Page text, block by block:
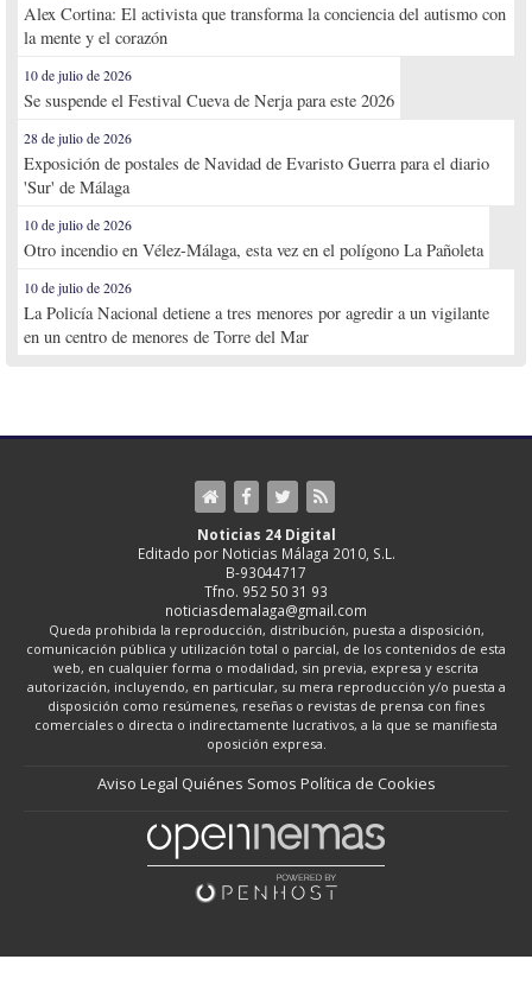
Alex Cortina: El activista que transforma la conciencia del autismo con
la mente y el corazón
10 de julio de 2026
Se suspende el Festival Cueva de Nerja para este 2026
28 de julio de 2026
Exposición de postales de Navidad de Evaristo Guerra para el diario
'Sur' de Málaga
10 de julio de 2026
Otro incendio en Vélez-Málaga, esta vez en el polígono La Pañoleta
10 de julio de 2026
La Policía Nacional detiene a tres menores por agredir a un vigilante
en un centro de menores de Torre del Mar
Noticias 24 Digital
Editado por Noticias Málaga 2010, S.L.
B-93044717
Tfno. 952 50 31 93
noticiasdemalaga@gmail.com
Queda prohibida la reproducción, distribución, puesta a disposición,
comunicación pública y utilización total o parcial, de los contenidos de esta
web, en cualquier forma o modalidad, sin previa, expresa y escrita
autorización, incluyendo, en particular, su mera reproducción y/o puesta a
disposición como resúmenes, reseñas o revistas de prensa con fines
comerciales o directa o indirectamente lucrativos, a la que se manifiesta
oposición expresa.
Aviso Legal Quiénes Somos Política de Cookies